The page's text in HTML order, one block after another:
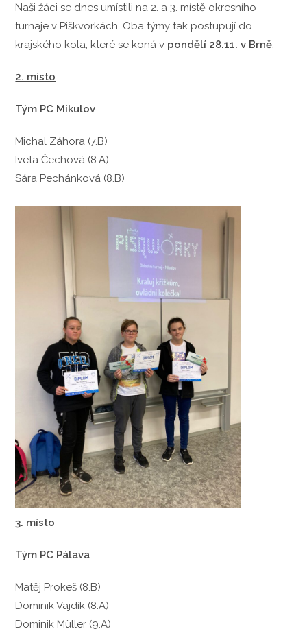
Naši žáci se dnes umístili na 2. a 3. místě okresního
turnaje v Piškvorkách. Oba týmy tak postupují do
krajského kola, které se koná v pondělí 28.11. v Brně
2. místo
Tým PC Mikulov
Michal Záhora (7.B)
Iveta Čechová (8.A)
Sára Pechánková (8.B)
3. místo
Tým PC Pálava
Matěj Prokeš (8.B)
Dominik Vajdík (8.A)
Dominik Müller (9.A)